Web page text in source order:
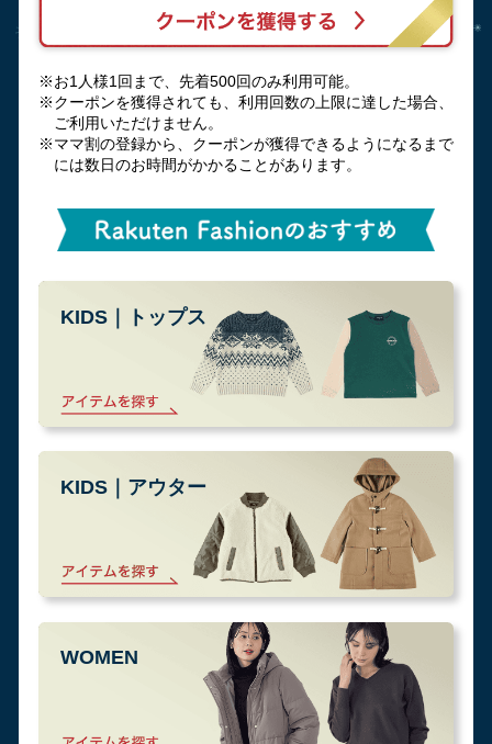
※お1人様1回まで、先着500回のみ利用可能。
※クーポンを獲得されても、利用回数の上限に達した場合、
ご利用いただけません。
※ママ割の登録から、クーポンが獲得できるようになるまで
には数日のお時間がかかることがあります。
KIDS｜トップス
KIDS｜アウター
WOMEN